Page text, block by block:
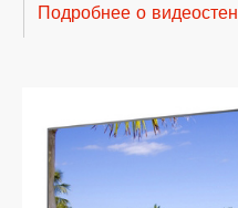
Подробнее о